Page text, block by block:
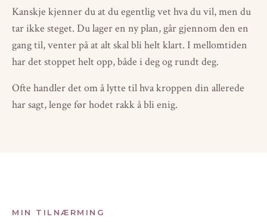
Kanskje kjenner du at du egentlig vet hva du vil, men du
tar ikke steget. Du lager en ny plan, går gjennom den en
gang til, venter på at alt skal bli helt klart. I mellomtiden
har det stoppet helt opp, både i deg og rundt deg.
Ofte handler det om å lytte til hva kroppen din allerede
har sagt, lenge før hodet rakk å bli enig.
MIN TILNÆRMING